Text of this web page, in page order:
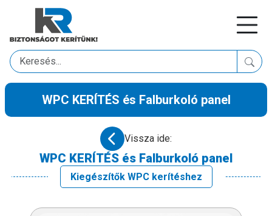
WPC KERÍTÉS és Falburkoló panel
Vissza ide:
WPC KERÍTÉS és Falburkoló panel
Kiegészítők WPC kerítéshez